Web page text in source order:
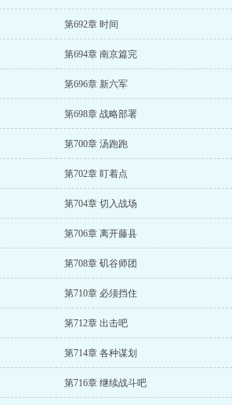
第692章 时间
第694章 南京篇完
第696章 新六军
第698章 战略部署
第700章 汤跑跑
第702章 盯着点
第704章 切入战场
第706章 离开藤县
第708章 矶谷师团
第710章 必须挡住
第712章 出击吧
第714章 各种谋划
第716章 继续战斗吧